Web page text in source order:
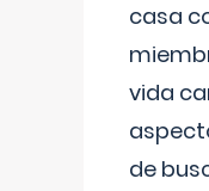
casa
vida
de